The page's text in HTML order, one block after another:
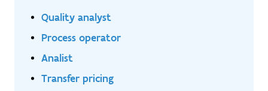
Quality analyst
Process operator
Analist
Transfer pricing